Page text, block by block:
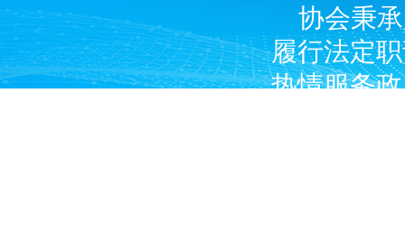
协会秉
履行法定
热情服务